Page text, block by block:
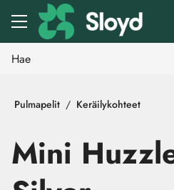
Siirry pääsisältöön
Pulmapelit Keräilykohteet
Mini